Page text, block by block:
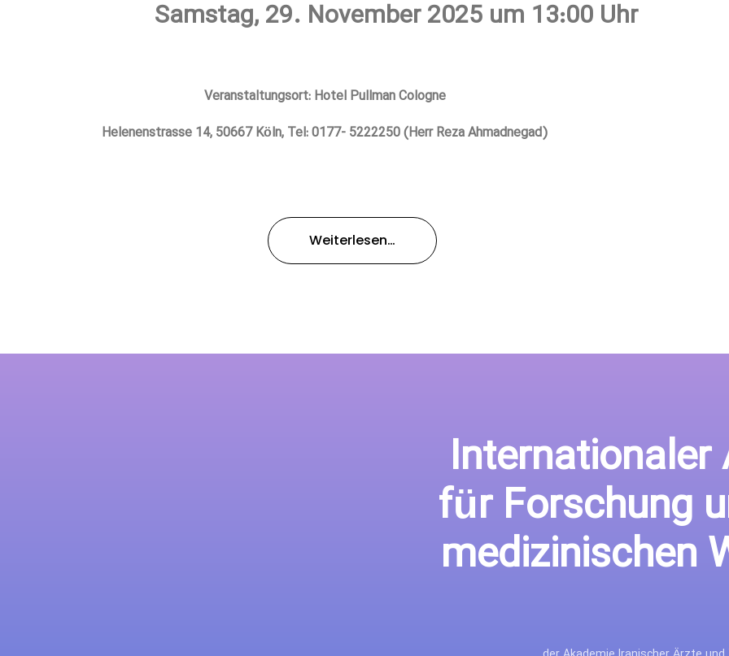
Samstag, 29. November 2025 um 13:00 Uhr
Veranstaltungsort: Hotel Pullman Cologne
Helenenstrasse 14, 50667 Köln, Tel: 0177- 5222250 (Herr Reza Ahmadnegad)
Weiterlesen…
Internationaler
für Forschung
medizinischen